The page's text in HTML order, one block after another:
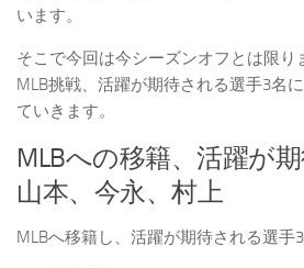
います。
そこで今回は今シーズンオフとは限り
MLB挑戦、活躍が期待される選手3名
ていきます。
MLBへの移籍、活躍が
山本、今永、村上
MLBへ移籍し、活躍が期待される選手